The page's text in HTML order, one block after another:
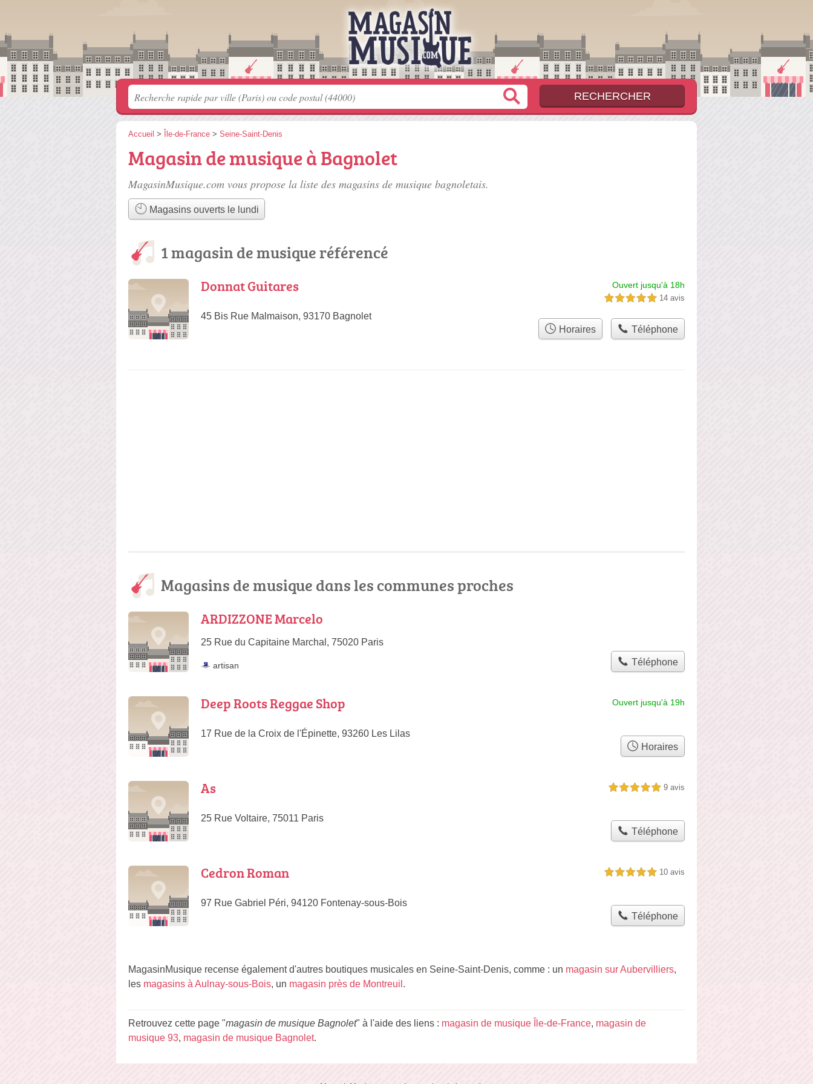
Accueil > Île-de-France > Seine-Saint-Denis
Magasin de musique à Bagnolet
MagasinMusique.com vous propose la liste des magasins de musique bagnoletais.
Magasins ouverts le lundi
1 magasin de musique référencé
Donnat Guitares
45 Bis Rue Malmaison, 93170 Bagnolet
Ouvert jusqu'à 18h
5,0 étoiles sur 5 14 avis
Horaires Téléphone
Magasins de musique dans les communes proches
ARDIZZONE Marcelo
25 Rue du Capitaine Marchal, 75020 Paris
artisan Téléphone
Deep Roots Reggae Shop
17 Rue de la Croix de l'Épinette, 93260 Les Lilas
Ouvert jusqu'à 19h
Horaires
As
25 Rue Voltaire, 75011 Paris
5,0 étoiles sur 5 9 avis
Téléphone
Cedron Roman
97 Rue Gabriel Péri, 94120 Fontenay-sous-Bois
5,0 étoiles sur 5 10 avis
Téléphone
MagasinMusique recense également d'autres boutiques musicales en Seine-Saint-Denis, comme : un magasin sur Aubervilliers,
les magasins à Aulnay-sous-Bois, un magasin près de Montreuil .
Retrouvez cette page "magasin de musique Bagnolet" à l'aide des liens : magasin de musique Île-de-France, magasin de
musique 93, magasin de musique Bagnolet.